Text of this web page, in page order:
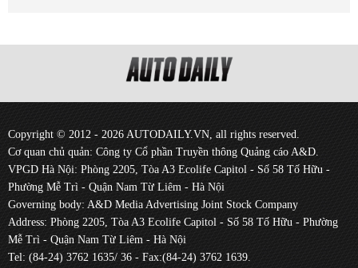
Copyright © 2012 - 2026 AUTODAILY.VN, all rights reserved.
Cơ quan chủ quản: Công ty Cổ phần Truyền thông Quảng cáo A&D.
VPGD Hà Nội: Phòng 2205, Tòa A3 Ecolife Capitol - Số 58 Tố Hữu -
Phường Mễ Trì - Quận Nam Từ Liêm - Hà Nội
Governing body: A&D Media Advertising Joint Stock Company
Address: Phòng 2205, Tòa A3 Ecolife Capitol - Số 58 Tố Hữu - Phường
Mễ Trì - Quận Nam Từ Liêm - Hà Nội
Tel: (84-24) 3762 1635/ 36 - Fax:(84-24) 3762 1639.